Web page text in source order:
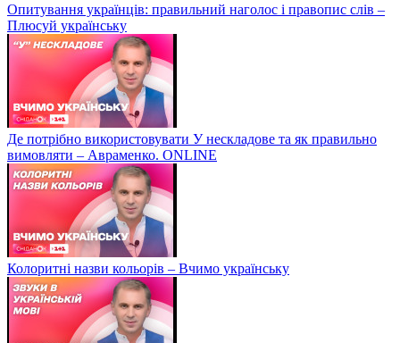
Опитування українців: правильний наголос і правопис слів –
Плюсуй українську
Де потрібно використовувати У нескладове та як правильно
вимовляти – Авраменко. ONLINE
Колоритні назви кольорів – Вчимо українську